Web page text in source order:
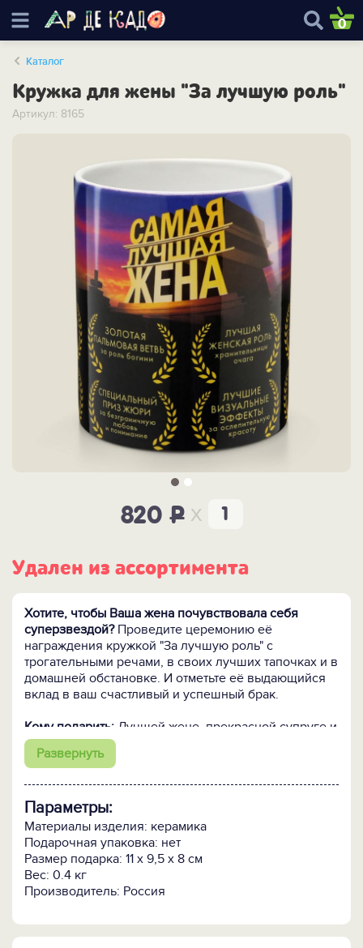
0
Каталог
Кружка для жены "За лучшую роль"
Артикул: 8165
820P x
Удален из ассортимента
Хотите, чтобы Ваша жена почувствовала себя
суперзвездой?Проведите церемонию её
награждения кружкой "За лучшую роль" с
трогательными речами, в своих лучших тапочках и в
домашней обстановке. И отметьте её выдающийся
вклад в ваш счастливый и успешный брак.
Кому подарить: Лучшей жене, прекрасной супруге и
главной диве. Женщине как из кинофильма -
способной рассмешить, успокоить и поддержать.
заслуживающей всяческих наград, комплиментов и
похвалы.
Развернуть
Параметры:
Материалы изделия: керамика
Подарочная упаковка: нет
Размер подарка: 11 х 9,5 х 8 см
Вес: 0.4 кг
Производитель: Россия